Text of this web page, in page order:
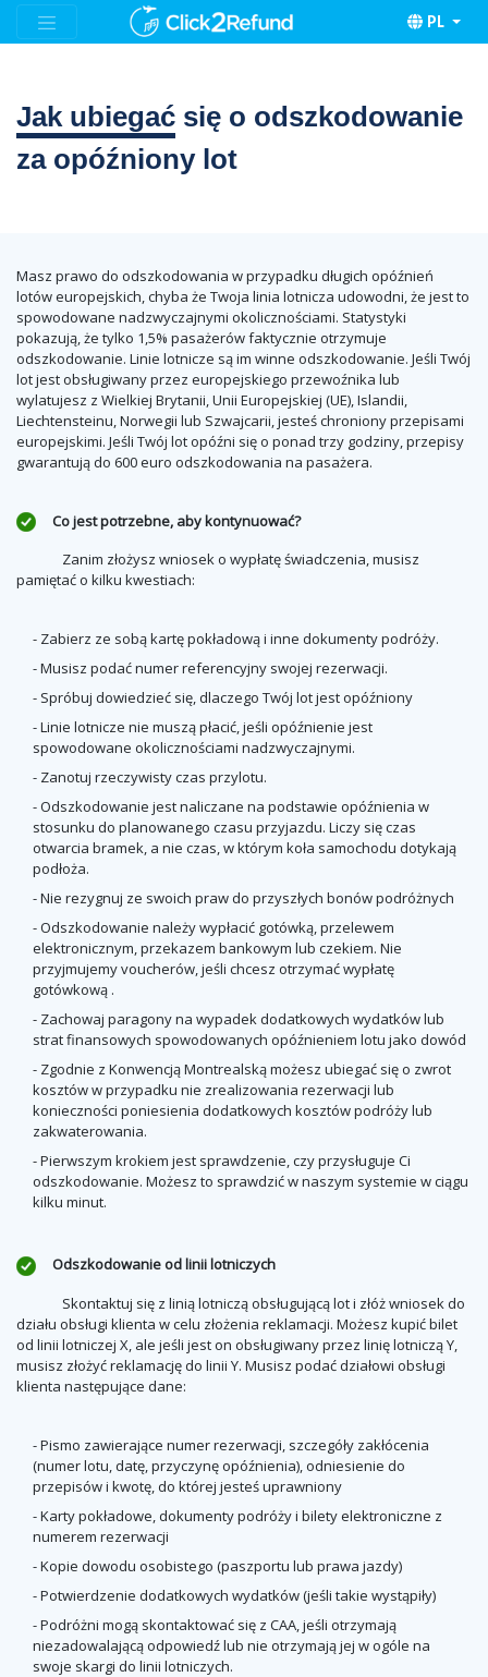
PL
Jak ubiegać się o odszkodowanie
za opóźniony lot
Masz prawo do odszkodowania w przypadku długich opóźnień
lotów europejskich, chyba że Twoja linia lotnicza udowodni, że jest to
spowodowane nadzwyczajnymi okolicznościami. Statystyki
pokazują, że tylko 1,5% pasażerów faktycznie otrzymuje
odszkodowanie. Linie lotnicze są im winne odszkodowanie. Jeśli Twój
lot jest obsługiwany przez europejskiego przewoźnika lub
wylatujesz z Wielkiej Brytanii, Unii Europejskiej (UE), Islandii,
Liechtensteinu, Norwegii lub Szwajcarii, jesteś chroniony przepisami
europejskimi. Jeśli Twój lot opóźni się o ponad trzy godziny, przepisy
gwarantują do 600 euro odszkodowania na pasażera.
Co jest potrzebne, aby kontynuować?
Zanim złożysz wniosek o wypłatę świadczenia, musisz
pamiętać o kilku kwestiach:
- Zabierz ze sobą kartę pokładową i inne dokumenty podróży.
- Musisz podać numer referencyjny swojej rezerwacji.
- Spróbuj dowiedzieć się, dlaczego Twój lot jest opóźniony
- Linie lotnicze nie muszą płacić, jeśli opóźnienie jest
spowodowane okolicznościami nadzwyczajnymi.
- Zanotuj rzeczywisty czas przylotu.
- Odszkodowanie jest naliczane na podstawie opóźnienia w
stosunku do planowanego czasu przyjazdu. Liczy się czas
otwarcia bramek, a nie czas, w którym koła samochodu dotykają
podłoża.
- Nie rezygnuj ze swoich praw do przyszłych bonów podróżnych
- Odszkodowanie należy wypłacić gotówką, przelewem
elektronicznym, przekazem bankowym lub czekiem. Nie
przyjmujemy voucherów, jeśli chcesz otrzymać wypłatę
gotówkową .
- Zachowaj paragony na wypadek dodatkowych wydatków lub
strat finansowych spowodowanych opóźnieniem lotu jako dowód
- Zgodnie z Konwencją Montrealską możesz ubiegać się o zwrot
kosztów w przypadku nie zrealizowania rezerwacji lub
konieczności poniesienia dodatkowych kosztów podróży lub
zakwaterowania.
- Pierwszym krokiem jest sprawdzenie, czy przysługuje Ci
odszkodowanie. Możesz to sprawdzić w naszym systemie w ciągu
kilku minut.
Odszkodowanie od linii lotniczych
Skontaktuj się z linią lotniczą obsługującą lot i złóż wniosek do
działu obsługi klienta w celu złożenia reklamacji. Możesz kupić bilet
od linii lotniczej X, ale jeśli jest on obsługiwany przez linię lotniczą Y,
musisz złożyć reklamację do linii Y. Musisz podać działowi obsługi
klienta następujące dane:
- Pismo zawierające numer rezerwacji, szczegóły zakłócenia
(numer lotu, datę, przyczynę opóźnienia), odniesienie do
przepisów i kwotę, do której jesteś uprawniony
- Karty pokładowe, dokumenty podróży i bilety elektroniczne z
numerem rezerwacji
- Kopie dowodu osobistego (paszportu lub prawa jazdy)
- Potwierdzenie dodatkowych wydatków (jeśli takie wystąpiły)
- Podróżni mogą skontaktować się z CAA, jeśli otrzymają
niezadowalającą odpowiedź lub nie otrzymają jej w ogóle na
swoje skargi do linii lotniczych.